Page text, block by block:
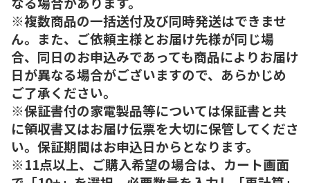
※複数商品の一括送付及び同時発送はできませ
ん。また、ご依頼主様とお届け先様が同じ場
合、同日のお申込みであっても商品によりお届け
日が異なる場合がございますので、あらかじめ
ご了承ください。
※保証書付の家電製品等については保証書と共
に領収書又はお届け伝票を大切に保管してくださ
い。保証期間はお申込日からとなります。
※11点以上、ご購入希望の場合は、カート画面